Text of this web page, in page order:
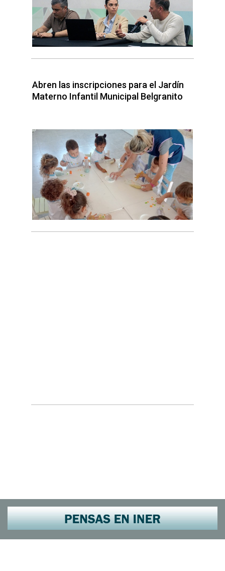
Abren las inscripciones para el Jardín
Materno Infantil Municipal Belgranito